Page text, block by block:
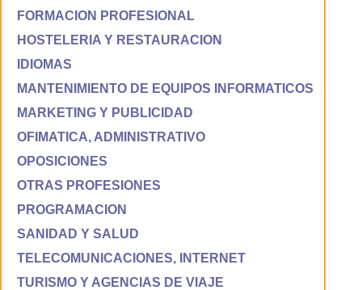
FORMACION PROFESIONAL
HOSTELERIA Y RESTAURACION
IDIOMAS
MANTENIMIENTO DE EQUIPOS INFORMATICOS
MARKETING Y PUBLICIDAD
OFIMATICA, ADMINISTRATIVO
OPOSICIONES
OTRAS PROFESIONES
PROGRAMACION
SANIDAD Y SALUD
TELECOMUNICACIONES, INTERNET
TURISMO Y AGENCIAS DE VIAJE